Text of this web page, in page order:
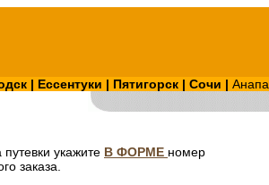
| Ессентуки | Пятигорск| Сочи | Анапа
укажите В ФОРМЕ номер
заказа.